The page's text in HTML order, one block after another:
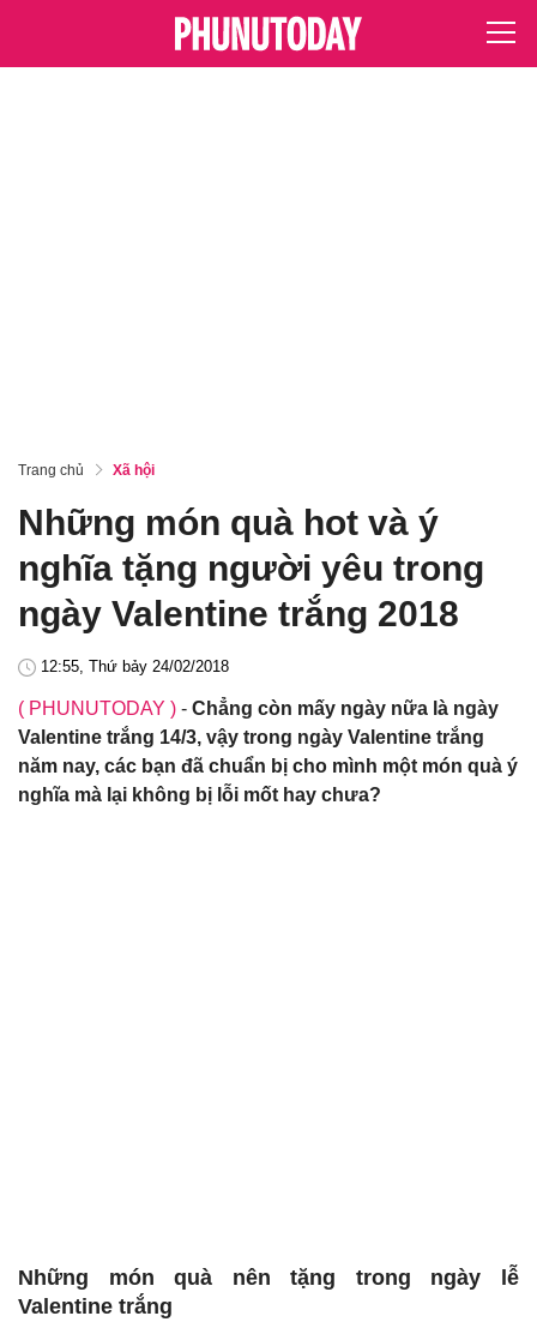
Trang chủ Xã hội
Những món quà hot và ý
nghĩa tặng người yêu trong
ngày Valentine trắng 2018
12:55, Thứ bảy 24/02/2018
( PHUNUTODAY ) - Chẳng còn mấy ngày nữa là ngày
Valentine trắng 14/3, vậy trong ngày Valentine trắng
năm nay, các bạn đã chuẩn bị cho mình một món quà ý
nghĩa mà lại không bị lỗi mốt hay chưa?
Những món quà nên tặng trong ngày lễ
Valentine trắng